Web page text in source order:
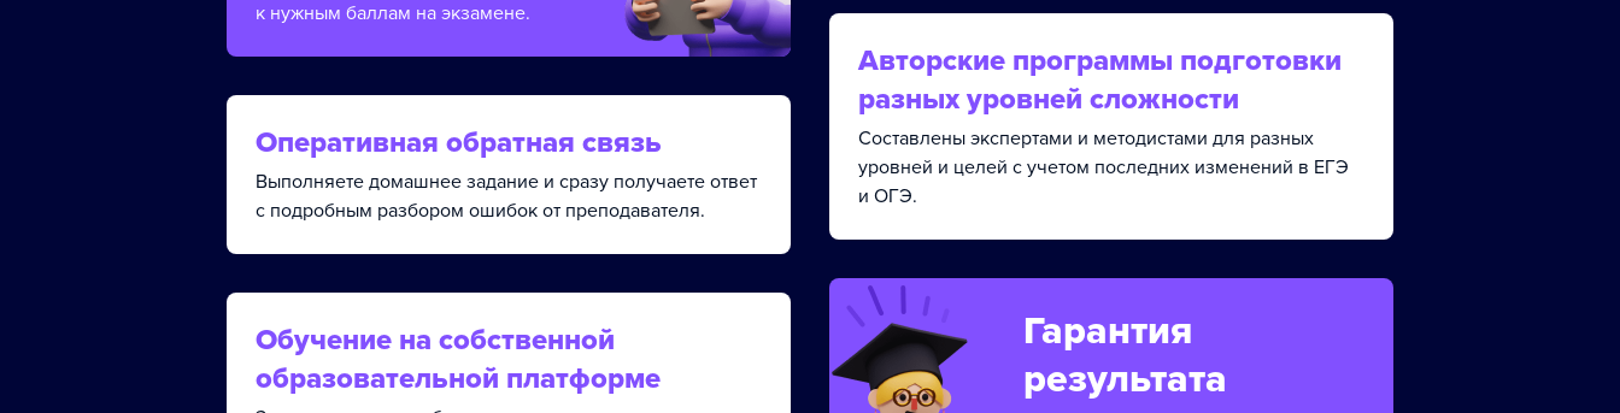
к нужным баллам на экзамене.
Оперативная обратная связь
Выполняете домашнее задание и сразу получаете ответ
с подробным разбором ошибок от преподавателя.
Обучение на собственной
образовательной платформе
Авторские программы подготовки
разных уровней сложности
Составлены экспертами и методистами для разных
уровней и целей с учетом последних изменений в ЕГЭ
и ОГЭ.
Гарантия
результата